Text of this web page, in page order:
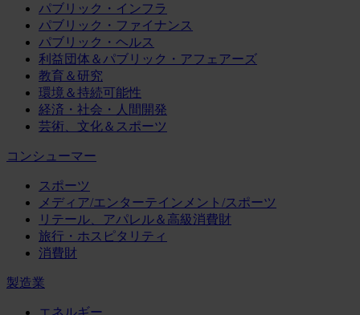
パブリック・インフラ
パブリック・ファイナンス
パブリック・ヘルス
利益団体＆パブリック・アフェアーズ
教育＆研究
環境＆持続可能性
経済・社会・人間開発
芸術、文化＆スポーツ
コンシューマー
スポーツ
メディア/エンターテインメント/スポーツ
リテール、アパレル＆高級消費財
旅行・ホスピタリティ
消費財
製造業
エネルギー